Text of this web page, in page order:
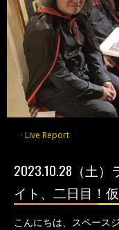
Live Report
2023.10.28（土
イト、二日目！
こんにちは、スペース